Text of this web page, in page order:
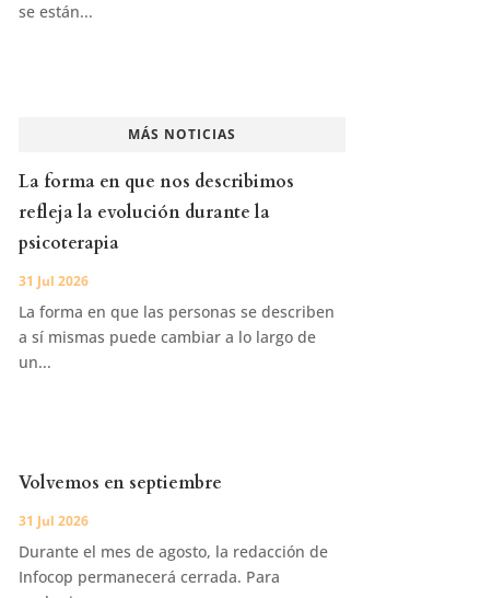
se están...
MÁS NOTICIAS
La forma en que nos describimos
refleja la evolución durante la
psicoterapia
31 Jul 2026
La forma en que las personas se describen
a sí mismas puede cambiar a lo largo de
un...
Volvemos en septiembre
31 Jul 2026
Durante el mes de agosto, la redacción de
Infocop permanecerá cerrada. Para